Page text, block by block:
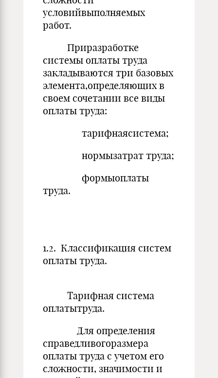
условийвыполняемых
работ.
Приразработке
системы оплаты труда
закладываются три базовых
элемента,определяющих в
своем сочетании все виды
оплаты труда:
тарифнаясистема;
нормызатрат труда;
формыоплаты
труда.
1.2. Классификация систем
оплаты труда.
Тарифная система
оплатытруда.
Для определения
справедливогоразмера
оплаты труда с учетом его
сложности, значимости и